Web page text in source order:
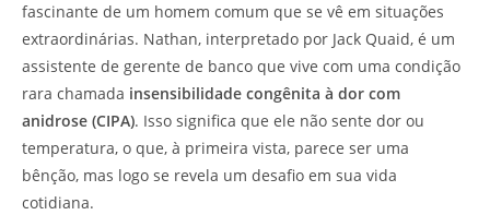
fascinante de um homem comum que se vê em situações
extraordinárias. Nathan, interpretado por Jack Quaid, é um
assistente de gerente de banco que vive com uma condição
rara chamada insensibilidade congênita à dor com
anidrose (CIPA). Isso significa que ele não sente dor ou
temperatura, o que, à primeira vista, parece ser uma
bênção, mas logo se revela um desafio em sua vida
cotidiana.